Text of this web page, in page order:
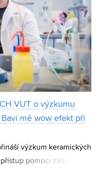
VUT o výzkumu
mě wow efekt při
výzkum keramických
pomoci zlepšit